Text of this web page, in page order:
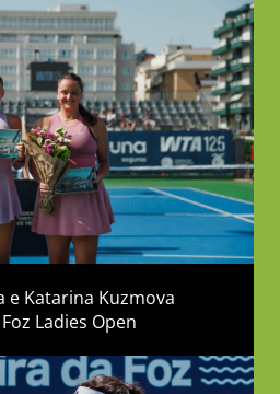
e Katarina Kuzmova
Ladies Open